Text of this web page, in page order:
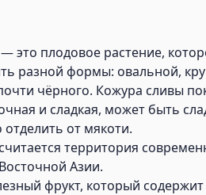
— это плодовое растение,
разной формы: овальной,
чёрного. Кожура сливы
и сладкая, может быть
от мякоти.
территория
Азии.
фрукт, который